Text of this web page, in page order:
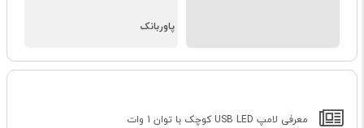
پاوربانک
معرفی لامپ USB LED کوچک با توان 1 وات